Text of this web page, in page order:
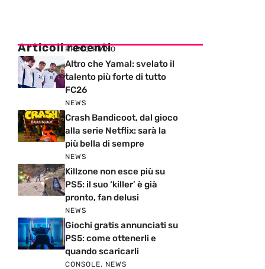
Articoli recenti
PRIMO PIANO
Altro che Yamal: svelato il
talento più forte di tutto
FC26
NEWS
Crash Bandicoot, dal gioco
alla serie Netflix: sarà la
più bella di sempre
NEWS
Killzone non esce più su
PS5: il suo ‘killer’ è già
pronto, fan delusi
NEWS
Giochi gratis annunciati su
PS5: come ottenerli e
quando scaricarli
CONSOLE, NEWS